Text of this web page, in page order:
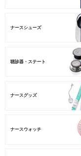
ナースシューズ
聴診器・ステート
ナースグッズ
ナースウォッチ